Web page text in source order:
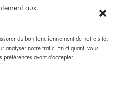
aux
du bon fonctionnement de notre site,
analyser notre trafic. En cliquant, vous
avant d'accepter.
D'OLÉ !
LA PUBLICATION